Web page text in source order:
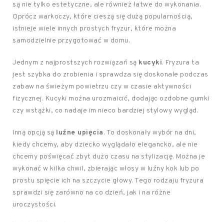
są nie tylko estetyczne, ale również łatwe do wykonania.
Oprócz warkoczy, które cieszą się dużą popularnością,
istnieje wiele innych prostych fryzur, które można
samodzielnie przygotować w domu.
Jednym z najprostszych rozwiązań są kucyki. Fryzura ta
jest szybka do zrobienia i sprawdza się doskonale podczas
zabaw na świeżym powietrzu czy w czasie aktywności
fizycznej. Kucyki można urozmaicić, dodając ozdobne gumki
czy wstążki, co nadaje im nieco bardziej stylowy wygląd.
Inną opcją są luźne upięcia. To doskonały wybór na dni,
kiedy chcemy, aby dziecko wyglądało elegancko, ale nie
chcemy poświęcać zbyt dużo czasu na stylizację. Można je
wykonać w kilka chwil, zbierając włosy w luźny kok lub po
prostu spięcie ich na szczycie głowy. Tego rodzaju fryzura
sprawdzi się zarówno na co dzień, jak i na różne
uroczystości.